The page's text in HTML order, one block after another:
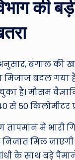
की
अनुसार, बंगाल
मिजाज बदल
है। मौसम
50 किलोमीटर
में भारी
निजात मिल
के साथ बड़े